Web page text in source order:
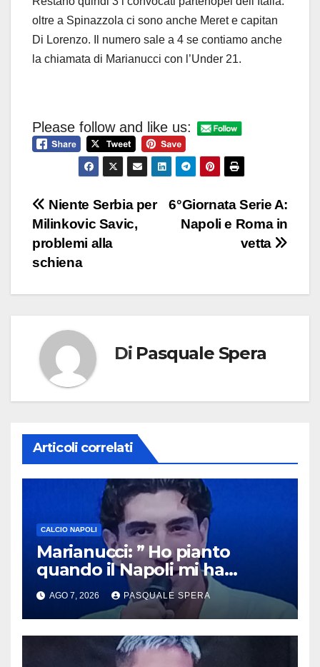
oltre a Spinazzola ci sono anche Meret e capitan
Di Lorenzo. Il numero sale a 4 se contiamo anche
la chiamata di Marianucci con l’Under 21.
Please follow and like us:
Navigazione
articoli
6°Giornata Serie A:
Napoli e Roma in
vetta
Niente Serbia per
Milinkovic Savic,
problemi alla
schiena
Di Pasquale Spera
Articoli correlati
CALCIO NAPOLI
Marianucci: ” Ho pianto
quando il Napoli mi ha
chiamato !”
AGO 7, 2026 PASQUALE SPERA